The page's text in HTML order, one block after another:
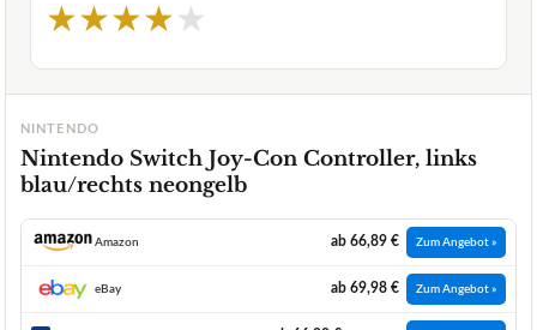
★★★★★
NINTENDO
Nintendo Switch Joy-Con Controller, links
blau/rechts neongelb
Amazon ab 66,89 € Zum Angebot »
eBay ab 69,98 € Zum Angebot »